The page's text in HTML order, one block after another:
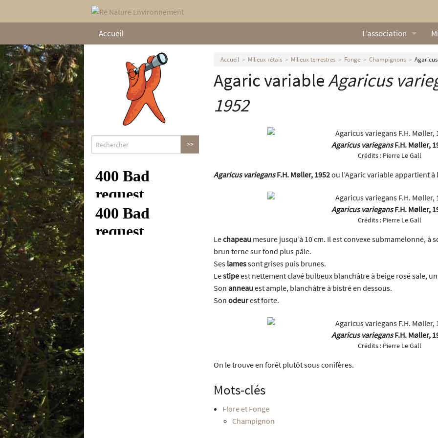
Accueil L’association
Qui sommes nous ?
Nos missions
Nos partenaires
Accueil Milieux rétais Milieux terrestres Fonge Champignons
Agaric variableAgaricus
1952
Agaricus variegansF.H. Møller,
Crédits : Pierre Le Gall
Agaricus variegansF.H. Møller, 1952ou l’Agaric variable appartient à
Agaricus variegansF.H. Møller,
Crédits : Pierre Le Gall
Lechapeau mesure jusqu’à 10 cm. Il est convexe submamelonné, à
brun terne sur fond plus pâle.
Ses lamessont grises puis brunes.
Lestipeest nettement clavé bulbeux blanchâtre à beige rosé sale,
Son anneau est ample, blanchâtre à bistré en dessous.
Son odeurest forte.
Agaricus variegansF.H. Møller,
Crédits : Pierre Le Gall
On le trouve en forêt plutôt sous conifères.
Mots-clés
Flore et Fonge
Champignon